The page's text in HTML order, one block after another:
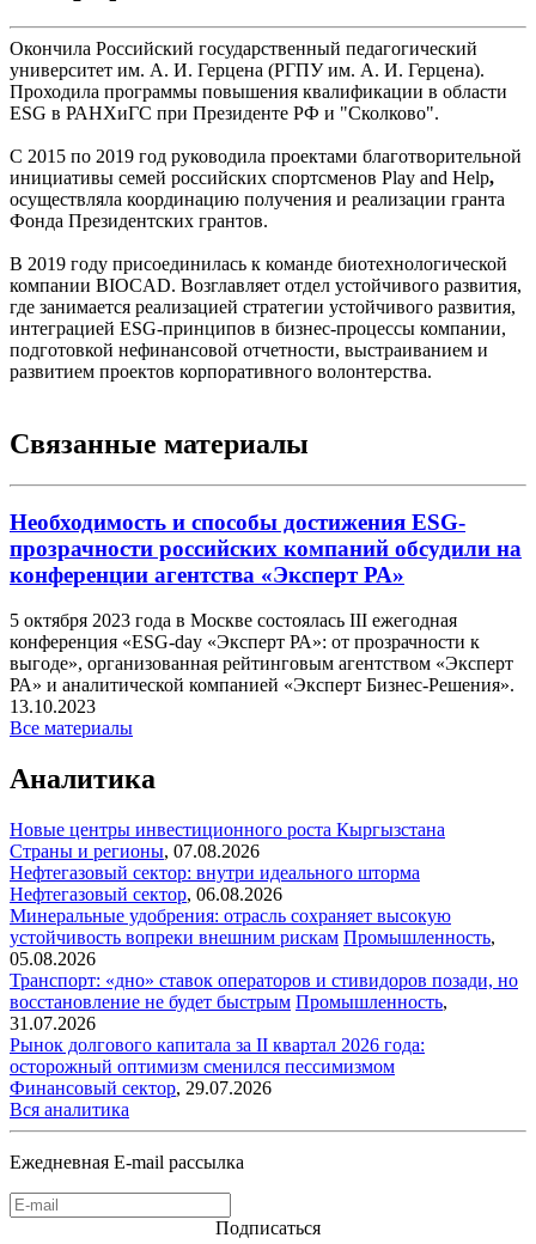
Окончила Российский государственный педагогический
университет им. А. И. Герцена (РГПУ им. А. И. Герцена).
Проходила программы повышения квалификации в области
ESG в РАНХиГС при Президенте РФ и "Сколково".
С 2015 по 2019 год руководила проектами благотворительной
инициативы семей российских спортсменов Play and Help,
осуществляла координацию получения и реализации гранта
Фонда Президентских грантов.
В 2019 году присоединилась к команде биотехнологической
компании BIOCAD. Возглавляет отдел устойчивого развития,
где занимается реализацией стратегии устойчивого развития,
интеграцией ESG-принципов в бизнес-процессы компании,
подготовкой нефинансовой отчетности, выстраиванием и
развитием проектов корпоративного волонтерства.
Связанные материалы
Необходимость и способы достижения ESG-
прозрачности российских компаний обсудили на
конференции агентства «Эксперт РА»
5 октября 2023 года в Москве состоялась III ежегодная
конференция «ESG-day «Эксперт РА»: от прозрачности к
выгоде», организованная рейтинговым агентством «Эксперт
РА» и аналитической компанией «Эксперт Бизнес-Решения».
13.10.2023
Все материалы
Аналитика
Новые центры инвестиционного роста Кыргызстана
Страны и регионы, 07.08.2026
Нефтегазовый сектор: внутри идеального шторма
Нефтегазовый сектор, 06.08.2026
Минеральные удобрения: отрасль сохраняет высокую
устойчивость вопреки внешним рискам Промышленность,
05.08.2026
Транспорт: «дно» ставок операторов и стивидоров позади, но
восстановление не будет быстрым Промышленность,
31.07.2026
Рынок долгового капитала за II квартал 2026 года:
осторожный оптимизм сменился пессимизмом
Финансовый сектор, 29.07.2026
Вся аналитика
Ежедневная E-mail рассылка
Подписаться